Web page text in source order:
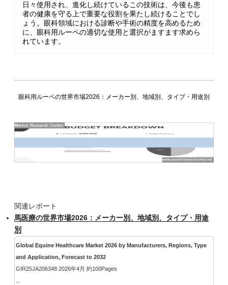
日々使用され、進化し続けているこの技術は、今後も患
者の健康を守る上で重要な役割を果たし続けることでし
ょう。眼科領域における診断や手術の精度を高めるため
に、眼科用ルーペの適切な使用と選択がますます求めら
れています。
眼科用ルーペの世界市場2026：メーカー別、地域別、タイプ・用途別
関連レポート
馬医療の世界市場2026：メーカー別、地域別、タイプ・用途
別
Global Equine Healthcare Market 2026 by Manufacturers, Regions, Type
and Application, Forecast to 2032
GIR25JA206348 2026年4月 約100Pages